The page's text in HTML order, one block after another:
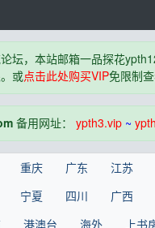
坛，本站邮箱一品探花
或点击此处购买VIP免限制
备用网址： ypth3.vip~
重庆 广东 江苏
宁夏 四川 广西
港澳台 海外 上书